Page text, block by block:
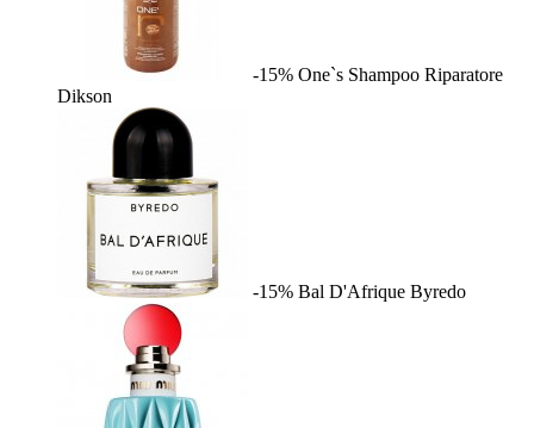
-15% One`s Shampoo Riparatore
Dikson
-15% Bal D'Afrique Byredo